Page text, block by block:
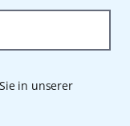
in unserer